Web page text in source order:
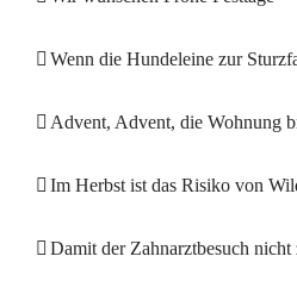
Wenn die Hundeleine zur
Advent, Advent, die Wohnung
Im Herbst ist das Risiko von
Damit der Zahnarztbesuch